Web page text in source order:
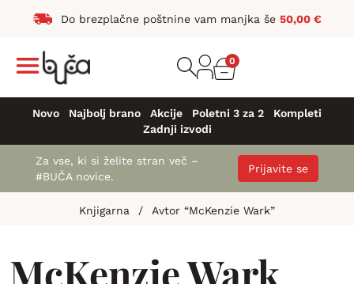
Do brezplačne poštnine vam manjka še 50,00 €
0
Novo Najbolj brano Akcije Poletni 3 za 2
Kompleti
Zadnji izvodi
Za vse, ki si želite stran več –
#BUČA novice.
Prijavite se
Knjigarna / Avtor “McKenzie Wark”
McKenzie Wark